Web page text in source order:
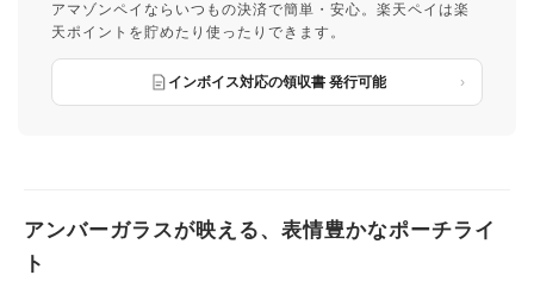
アマゾンペイならいつもの決済で簡単・安心。楽天ペイは楽
天ポイントを貯めたり使ったりできます。
インボイス対応の領収書 発行可能
アンバーガラスが映える、表情豊かなポーチライ
ト